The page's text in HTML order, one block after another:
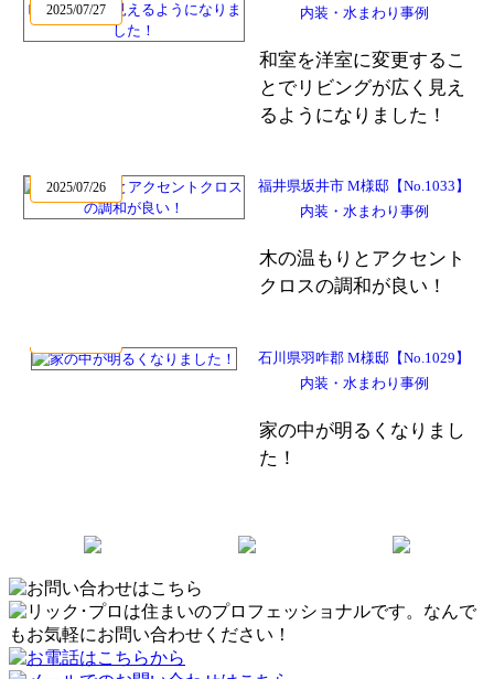
2025/07/27
内装・水まわり事例
和室を洋室に変更するこ
とでリビングが広く見え
るようになりました！
2025/07/26
福井県坂井市 M様邸【No.1033】
内装・水まわり事例
木の温もりとアクセント
クロスの調和が良い！
石川県羽咋郡 M様邸【No.1029】
内装・水まわり事例
家の中が明るくなりまし
た！